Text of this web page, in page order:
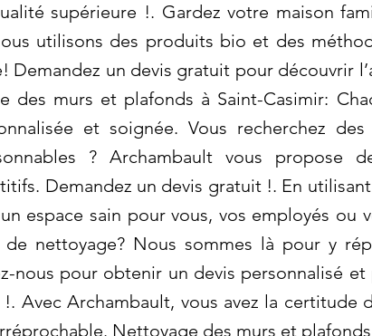
supérieure !. Gardez votre maison
utilisons des produits bio et des
Demandez un devis gratuit pour découvrir
des murs et plafonds à Saint-Casimir:
et soignée. Vous recherchez
? Archambault vous propose
Demandez un devis gratuit !. En
espace sain pour vous, vos employés ou
nettoyage? Nous sommes là pour y
nous pour obtenir un devis personnalisé
Avec Archambault, vous avez la certitude
Nettoyage des murs et